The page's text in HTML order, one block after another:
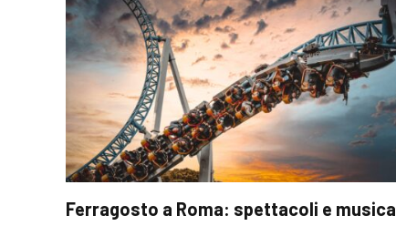
Ferragosto a Roma: spettacoli e musica